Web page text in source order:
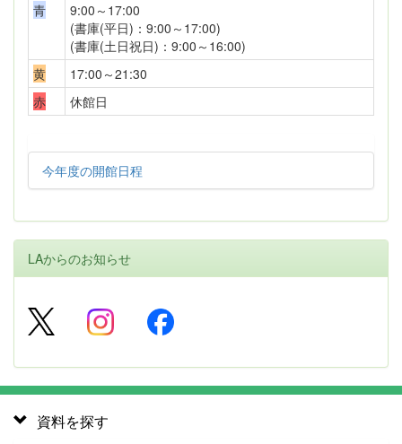
青
9:00～17:00
(書庫(平日)：9:00～17:00)
(書庫(土日祝日)：9:00～16:00)
黄
17:00～21:30
赤
休館日
今年度の開館日程
LAからのお知らせ
資料を探す